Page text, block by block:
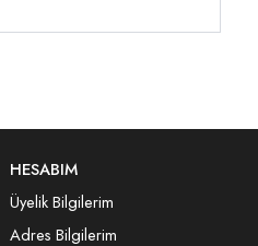
HESABIM
Üyelik Bilgilerim
Adres Bilgilerim